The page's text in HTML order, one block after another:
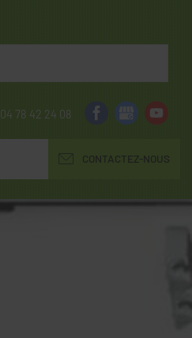
04 78 42 24 08
CONTACTEZ-NOUS